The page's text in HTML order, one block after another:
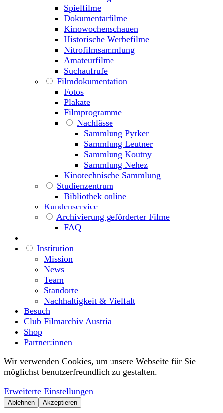
Spielfilme
Dokumentarfilme
Kinowochenschauen
Historische Werbefilme
Nitrofilmsammlung
Amateurfilme
Suchaufrufe
Filmdokumentation
Fotos
Plakate
Filmprogramme
Nachlässe
Sammlung Pyrker
Sammlung Leutner
Sammlung Koutny
Sammlung Nehez
Kinotechnische Sammlung
Studienzentrum
Bibliothek online
Kundenservice
Archivierung geförderter Filme
FAQ
Institution
Mission
News
Team
Standorte
Nachhaltigkeit & Vielfalt
Besuch
Club Filmarchiv Austria
Shop
Partner:innen
Wir verwenden Cookies, um unsere Webseite für Sie
möglichst benutzerfreundlich zu gestalten.
Erweiterte Einstellungen
Ablehnen Akzeptieren